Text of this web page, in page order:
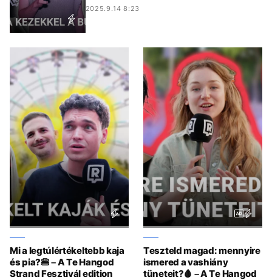
2025.9.14 8:23
Mi a leg­túlértékeltebb kaja
és pia?🍔 – A Te Hangod
Strand Fesztivál edition
Teszteld magad: mennyire
ismered a vashiány
tüneteit?🩸 – A Te Hangod